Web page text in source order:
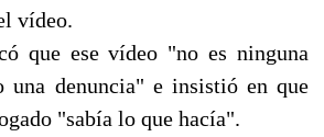
vídeo.
que ese vídeo "no es ninguna
una denuncia" e insistió en que
"sabía lo que hacía".